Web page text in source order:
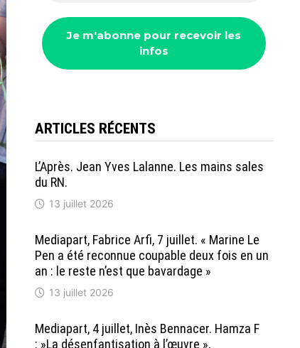
ARTICLES RÉCENTS
L’Après. Jean Yves Lalanne. Les mains sales
du RN.
13 juillet 2026
Mediapart, Fabrice Arfi, 7 juillet. « Marine Le
Pen a été reconnue coupable deux fois en un
an : le reste n’est que bavardage »
13 juillet 2026
Mediapart, 4 juillet, Inès Bennacer. Hamza F
: »La désenfantisation à l’œuvre »,